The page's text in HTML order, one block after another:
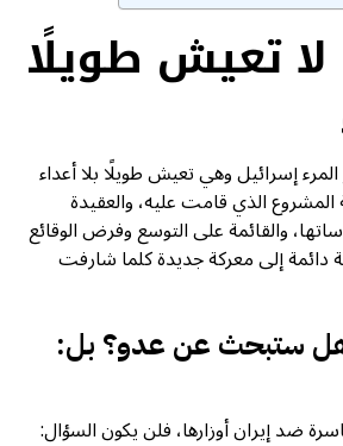
لا تعيش طويلًا
إسرائيل وهي تعيش طويلًا بلا أعداء
الذي قامت عليه، والعقيدة
والقائمة على التوسع وفرض الوقائع
دائمة إلى معركة جديدة كلما شارفت
ستبحث عن عدو؟ بل:
ضد إيران أوزارها، فلن يكون السؤال: